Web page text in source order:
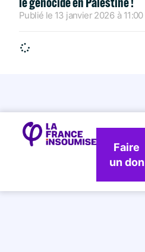
Publié le 13 janvier 2026 à 11:00
Faire
un don